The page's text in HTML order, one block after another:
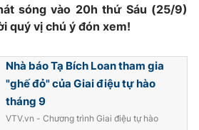
VTV
in và báo điện tử số 483/GP-BTTTT
Thủy
Thị Mỹ Hạnh, Phạm Quốc Thắng,
931 - 024.38 355 932
sóng vào 20h thứ Sáu (25/9)
quý vị chú ý đón xem!
Nhà báo Tạ Bích Loan tham gia
"ghế đỏ" của Giai điệu tự hào
tháng 9
VTV.vn - Chương trình Giai điệu tự hào